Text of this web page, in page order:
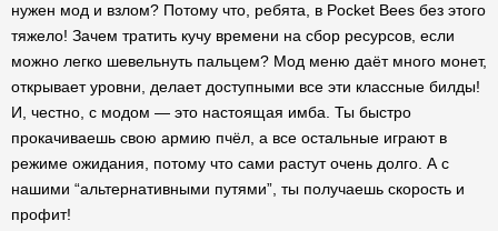
нужен мод и взлом? Потому что, ребята, в Pocket Bees без этого
тяжело! Зачем тратить кучу времени на сбор ресурсов, если
можно легко шевельнуть пальцем? Мод меню даёт много монет,
открывает уровни, делает доступными все эти классные билды!
И, честно, с модом — это настоящая имба. Ты быстро
прокачиваешь свою армию пчёл, а все остальные играют в
режиме ожидания, потому что сами растут очень долго. А с
нашими “альтернативными путями”, ты получаешь скорость и
профит!